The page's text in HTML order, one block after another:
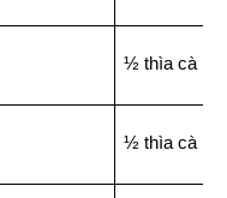
½ thìa cà
½ thìa cà